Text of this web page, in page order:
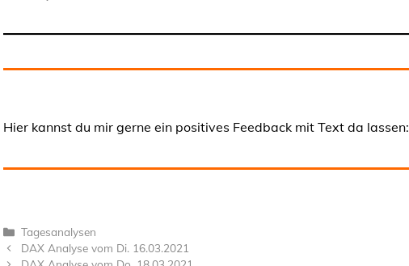
Hier kannst du mir gerne ein positives Feedback mit Text da lassen:
Kategorien
Tagesanalysen
DAX Analyse vom Di. 16.03.2021